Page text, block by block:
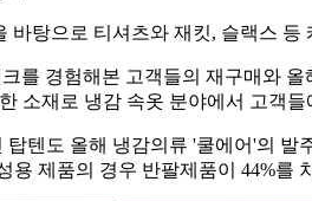
바탕으로 티셔츠와 재킷, 슬랙스
를 경험해본 고객들의 재구매와
소재로 냉감 속옷 분야에서 고객
탑텐도 올해 냉감의류 '쿨에어'의
용 제품의 경우 반팔제품이 44%